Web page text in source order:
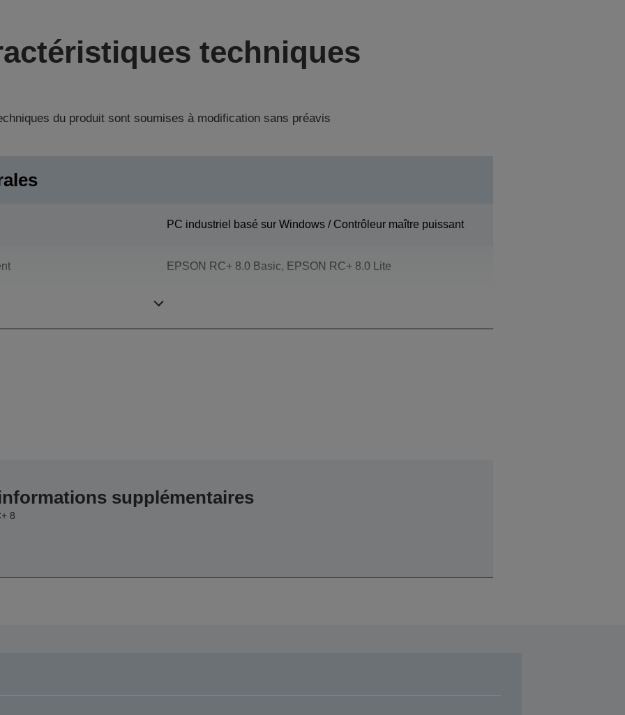
techniques
du produit sont soumises à modification sans préavis
PC industriel basé sur Windows / Contrôleur maître puissant
EPSON RC+ 8.0 Basic, EPSON RC+ 8.0 Lite
supplémentaires
8